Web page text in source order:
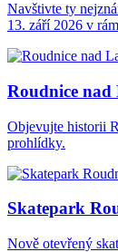
Navštivte ty
13. září 2026 v
Roudnice nad
Objevujte historii
prohlídky.
Skatepark
Nově otevřený